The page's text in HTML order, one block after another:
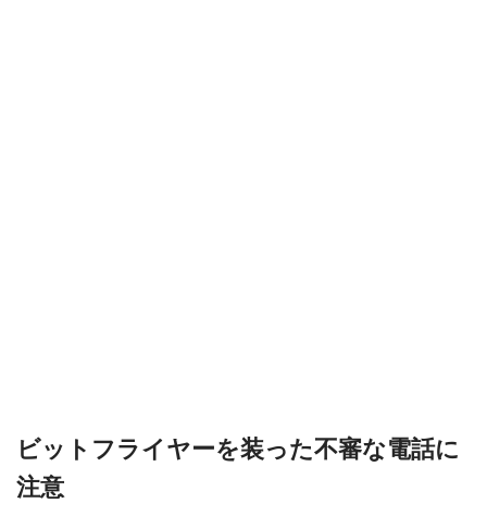
ビットフライヤーを装った不審な電話に
注意